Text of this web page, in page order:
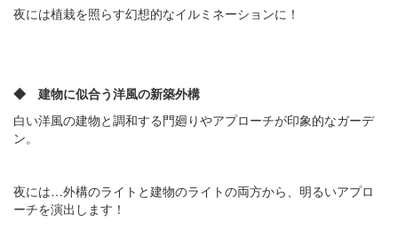
夜には植栽を照らす幻想的なイルミネーションに！
◆ 建物に似合う洋風の新築外構
白い洋風の建物と調和する門廻りやアプローチが印象的なガーデ
ン。
夜には…外構のライトと建物のライトの両方から、明るいアプロ
ーチを演出します！